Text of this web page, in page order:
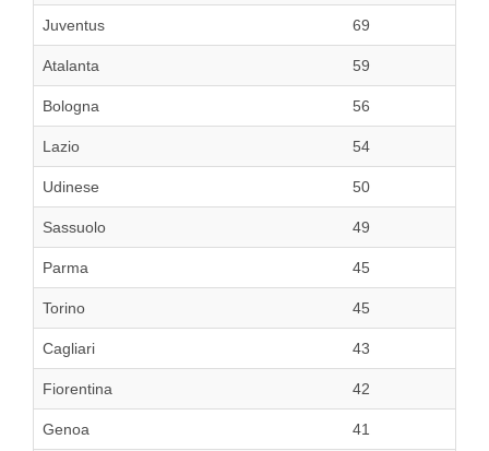
Juventus 69
Atalanta 59
Bologna 56
Lazio 54
Udinese 50
Sassuolo 49
Parma 45
Torino 45
Cagliari 43
Fiorentina 42
Genoa 41